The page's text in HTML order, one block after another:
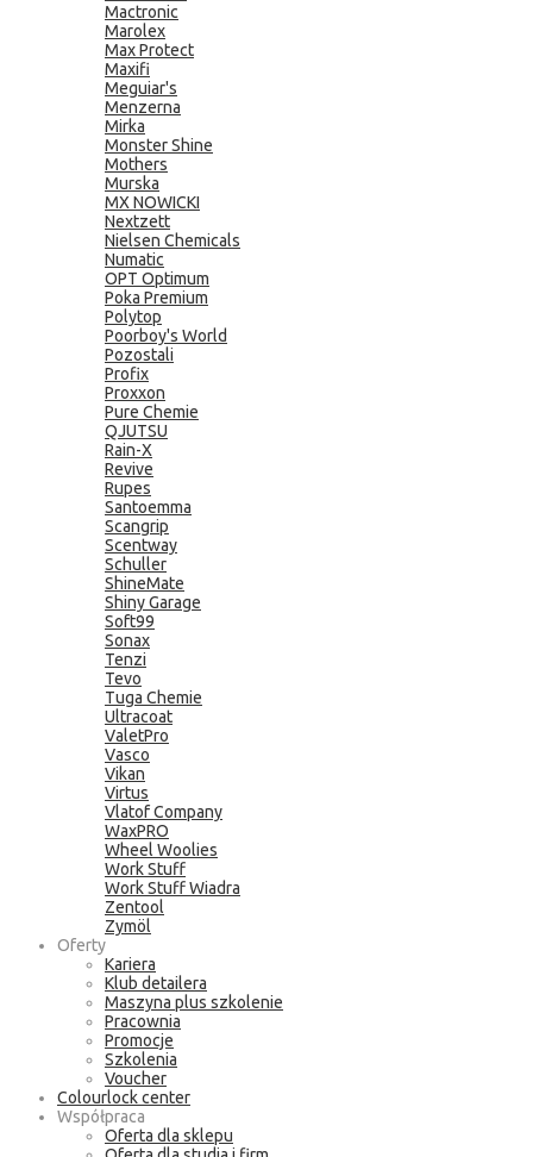
Mactronic
Marolex
Max Protect
Maxifi
Meguiar's
Menzerna
Mirka
Monster Shine
Mothers
Murska
MX NOWICKI
Nextzett
Nielsen Chemicals
Numatic
OPT Optimum
Poka Premium
Polytop
Poorboy's World
Pozostali
Profix
Proxxon
Pure Chemie
QJUTSU
Rain-X
Revive
Rupes
Santoemma
Scangrip
Scentway
Schuller
ShineMate
Shiny Garage
Soft99
Sonax
Tenzi
Tevo
Tuga Chemie
Ultracoat
ValetPro
Vasco
Vikan
Virtus
Vlatof Company
WaxPRO
Wheel Woolies
Work Stuff
Work Stuff Wiadra
Zentool
Zymöl
Oferty
Kariera
Klub detailera
Maszyna plus szkolenie
Pracownia
Promocje
Szkolenia
Voucher
Colourlock center
Współpraca
Oferta dla sklepu